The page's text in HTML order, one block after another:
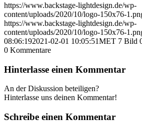
https://www.backstage-lightdesign.de/wp-
content/uploads/2020/10/logo-150x76-
https://www.backstage-lightdesign.de/wp-
content/uploads/2020/10/logo-150x76-
08:06:192021-02-01 10:05:51MET 7 Bild
0 Kommentare
Hinterlasse einen Kommentar
An der Diskussion beteiligen?
Hinterlasse uns deinen Kommentar!
Schreibe einen Kommentar